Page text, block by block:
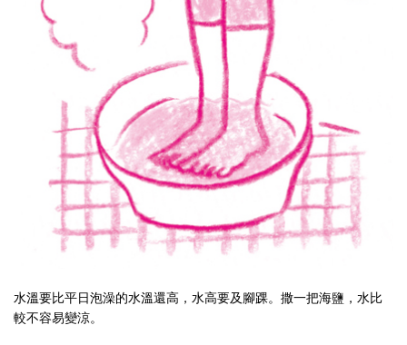
水溫要比平日泡澡的水溫還高，水高要及腳踝。撒一把海鹽，水比
較不容易變涼。